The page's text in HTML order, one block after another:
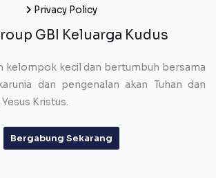
Privacy Policy
GBI Keluarga Kudus
kelompok kecil dan bertumbuh bersama
dan pengenalan akan Tuhan dan
Kristus.
Bergabung Sekarang